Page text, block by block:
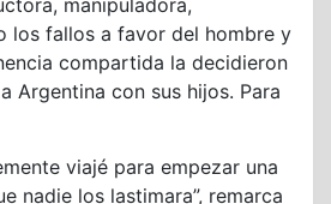
manipuladora,
los fallos a favor del hombre y
compartida la decidieron
Argentina con sus hijos. Para
viajé para empezar una
nadie los lastimara”, remarca